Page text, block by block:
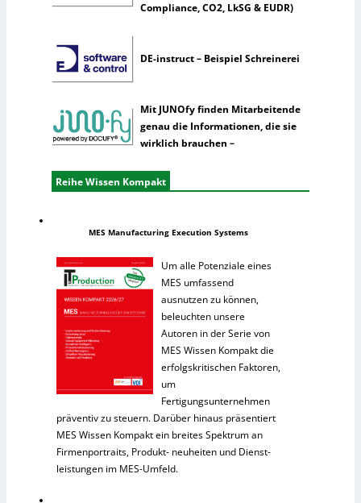
Compliance, CO2, LkSG & EUDR)
DE-instruct – Beispiel Schreinerei
Mit JUNOfy finden Mitarbeitende
genau die Informationen, die sie
wirklich brauchen –
Reihe Wissen Kompakt
MES Manufacturing Execution Systems
Um alle Potenziale eines
MES umfassend
ausnutzen zu können,
beleuchten unsere
Autoren in der Serie von
MES Wissen Kompakt die
erfolgskritischen Faktoren,
um
Fertigungsunternehmen
präventiv zu steuern. Darüber hinaus präsentiert
MES Wissen Kompakt ein breites Spektrum an
Firmenportraits, Produkt- neuheiten und Dienst-
leistungen im MES-Umfeld.